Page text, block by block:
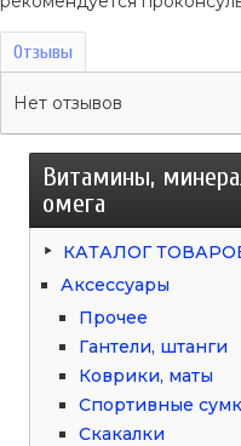
Отзывы
Нет отзывов
Витамины,
омега
КАТАЛОГ
Аксессуары
Прочее
Гантели, штанги
Коврики, маты
Спортивные
Скакалки